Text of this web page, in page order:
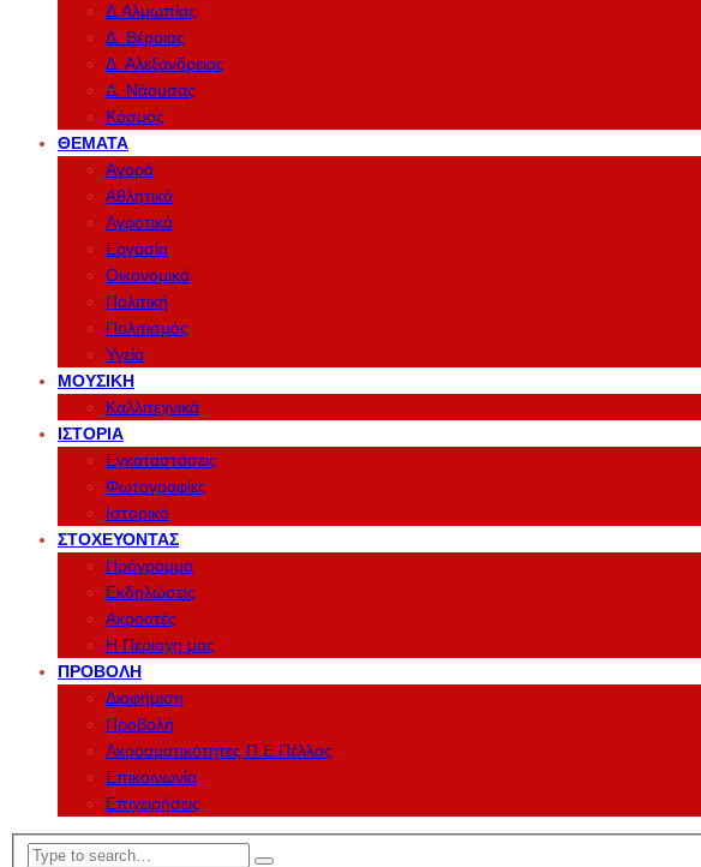
Δ.Αλμωπίας
Δ. Βέροιας
Δ. Αλεξάνδρειας
Δ. Νάουσας
Κόσμος
ΘΈΜΑΤΑ
Αγορά
Αθλητικά
Αγροτικά
Εργασία
Οικονομικά
Πολιτική
Πολιτισμός
Υγεία
ΜΟΥΣΙΚΉ
Καλλιτεχνικά
ΙΣΤΟΡΊΑ
Εγκαταστάσεις
Φωτογραφίες
Ιστορικό
ΣΤΟΧΕΎΟΝΤΑΣ
Πρόγραμμα
Εκδηλώσεις
Ακροατές
Η Περιοχη μας
ΠΡΟΒΟΛΉ
Διαφήμιση
Προβολή
Ακροαματικότητες Π.Ε.Πέλλας
Επικοινωνία
Επιχειρήσεις